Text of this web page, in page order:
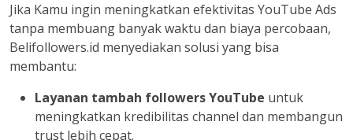
Jika Kamu ingin meningkatkan efektivitas YouTube Ads
tanpa membuang banyak waktu dan biaya percobaan,
Belifollowers.id menyediakan solusi yang bisa
membantu:
Layanan tambah followers YouTube untuk
meningkatkan kredibilitas channel dan membangun
trust lebih cepat.